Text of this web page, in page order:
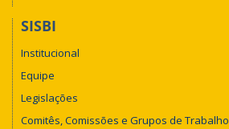
SISBI
Institucional
Equipe
Legislações
Comitês, Comissões e Grupos de Trabalho